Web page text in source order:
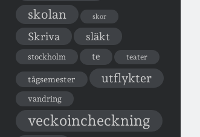
skolan skor
Skriva släkt
stockholm te teater
tågsemester utflykter
vandring
veckoincheckning